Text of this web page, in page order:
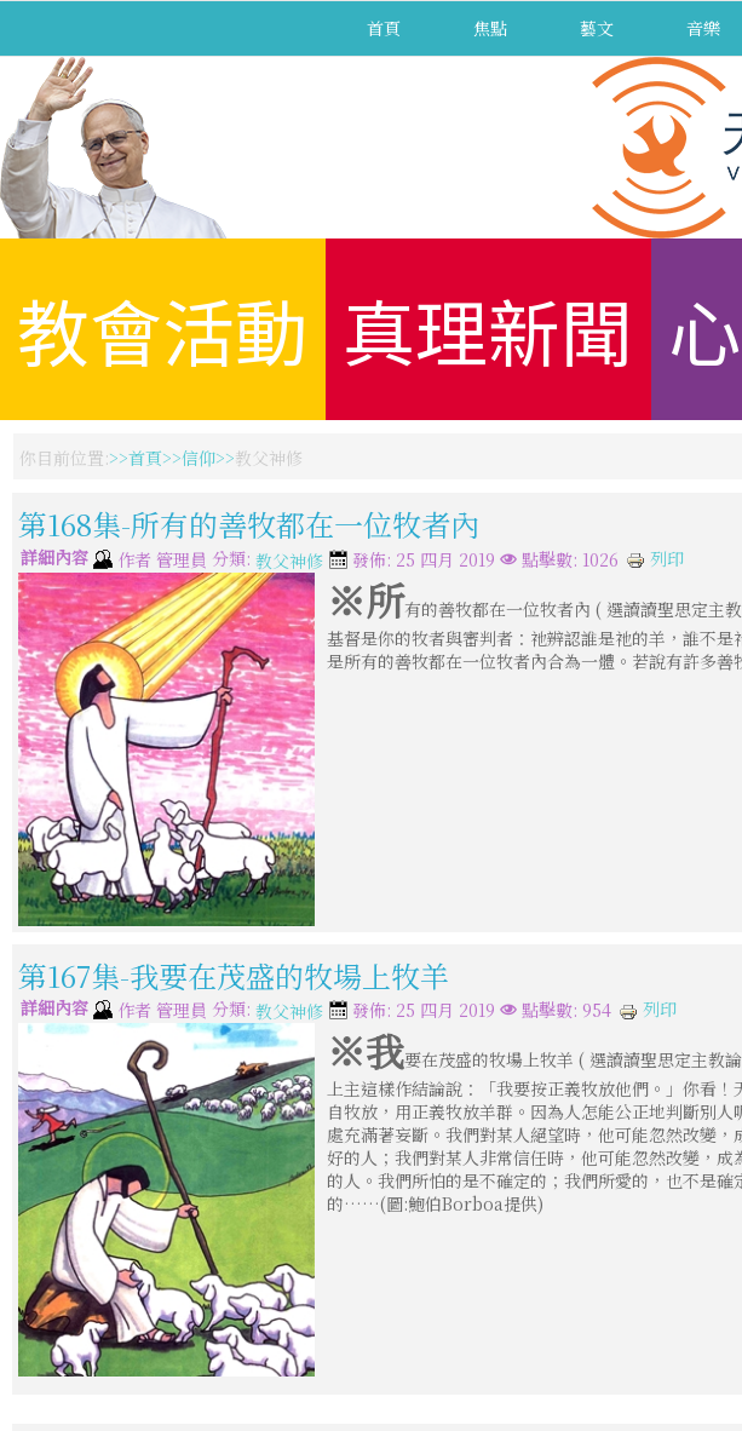
首頁 焦點 藝文 音樂
教會活動 真理新聞
你目前位置: 首頁 信仰 教父神修
第168集-所有的善牧都在一位牧者內
詳細內容 作者 管理員 分類: 教父神修 發佈: 25 四月 2019 點擊數: 1026 列印
※所有的善牧都在一位牧者內 ( 選讀讀聖思定主
基督是你的牧者與審判者：祂辨認誰是祂的羊，誰不
是所有的善牧都在一位牧者內合為一體。若說有許多
第167集-我要在茂盛的牧場上牧羊
詳細內容 作者 管理員 分類: 教父神修 發佈: 25 四月 2019 點擊數: 954 列印
※我要在茂盛的牧場上牧羊 ( 選讀讀聖思定主教
上主這樣作結論說：「我要按正義牧放他們。」你看！
自牧放，用正義牧放羊群。因為人怎能公正地判斷別人
處充滿著妄斷。我們對某人絕望時，他可能忽然改變，
好的人；我們對某人非常信任時，他可能忽然改變，成
的人。我們所怕的是不確定的；我們所愛的，也不是確
的……(圖:鮑伯Borboa提供)